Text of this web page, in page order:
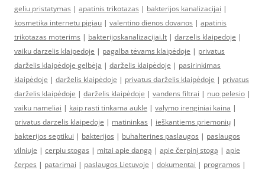
geliu pristatymas | apatinis trikotazas | bakterijos kanalizacijai |
kosmetika internetu pigiau | valentino dienos dovanos | apatinis
trikotazas moterims | bakterijoskanalizacijai.lt | darzelis klaipedoje |
vaiku darzelis klaipedoje | pagalba tėvams klaipėdoje | privatus
darželis klaipėdoje gelbėja | darželis klaipėdoje | pasirinkimas
klaipėdoje | darželis klaipėdoje | privatus darželis klaipėdoje | privatus
darželis klaipėdoje | darželis klaipėdoje | vandens filtrai | nuo pelesio |
vaiku nameliai | kaip rasti tinkama aukle | valymo irenginiai kaina |
privatus darzelis klaipedoje | matininkas | ieškantiems priemonių |
bakterijos septikui | bakterijos | buhalterines paslaugos | paslaugos
vilniuje | cerpiu stogas | mitai apie dangą | apie čerpinį stogą | apie
čerpes | patarimai | paslaugos Lietuvoje | dokumentai | programos |